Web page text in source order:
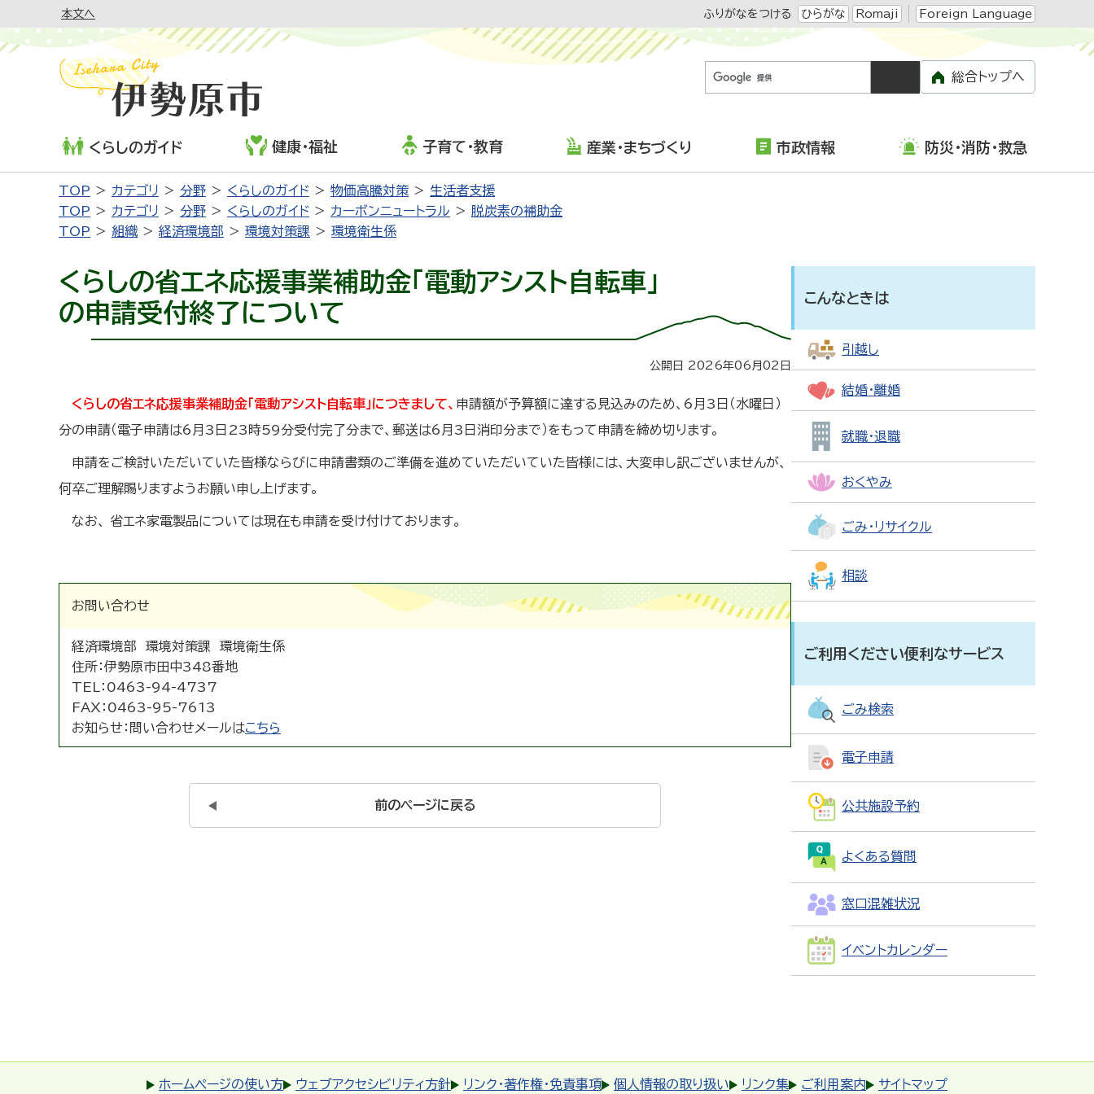
本文へ ふりがなをつける ひらがな Romaji Foreign Language
総合トップへ
くらしのガイド 健康・福祉 子育て・教育 産業・まちづくり 市政情報 防災・消防・救急
TOP カテゴリ 分野 くらしのガイド 物価高騰対策
生活者支援
TOP
カテゴリ 分野 くらしのガイド カーボンニュートラル
脱炭素の補助金
TOP
組織 経済環境部 環境対策課 環境衛生係
くらしの省エネ応援事業補助金「電動アシスト自転車」
の申請受付終了について
公開日 2026年06月02日
くらしの省エネ応援事業補助金「電動アシスト自転車」につきまして、 申請額が予算額に達する見込みのため、6月3日（水曜日）
分の申請（電子申請は6月3日23時59分受付完了分まで、郵送は6月3日消印分まで）をもって申請を締め切ります。
申請をご検討いただいていた皆様ならびに申請書類のご準備を進めていただいていた皆様には、大変申し訳ございませんが、
何卒ご理解賜りますようお願い申し上げます。
なお、 省エネ家電製品については現在も申請を受け付けております。
お問い合わせ
経済環境部 環境対策課 環境衛生係
住所：伊勢原市田中348番地
TEL： 0463-94-4737
FAX： 0463-95-7613
お知らせ： 問い合わせメールはこちら
前のページに戻る
こんなときは
引越し
結婚・離婚
就職・退職
おくやみ
ごみ・リサイクル
相談
ご利用ください便利なサービス
ごみ検索
電子申請
公共施設予約
よくある質問
窓口混雑状況
イベントカレンダー
ホームページの使い方 ウェブアクセシビリティ方針 リンク・著作権・免責事項 個人情報の取り扱い リンク集 ご利用案内 サイトマップ